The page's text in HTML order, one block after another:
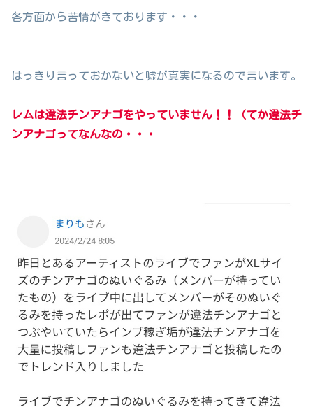
各方面から苦情がきております・・・
はっきり言っておかないと嘘が真実になるので言います。
レムは違法チンアナゴをやっていません！！（てか違法チ
ンアナゴってなんなの・・・